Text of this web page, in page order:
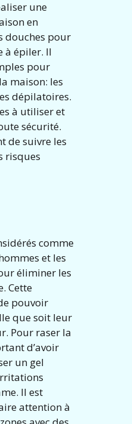
une
en
douches pour
à épiler. Il
pour
maison: les
dépilatoires.
à utiliser et
sécurité.
de suivre les
risques
comme
et les
éliminer les
Cette
pouvoir
que soit leur
Pour raser la
d’avoir
un gel
Il est
attention à